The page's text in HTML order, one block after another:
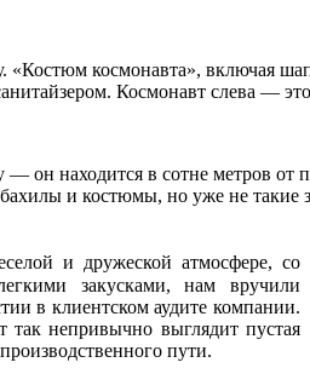
«Костюм космонавта», включая
Космонавт слева —
он находится в сотне метров от
и костюмы, но уже не такие
и дружеской атмосфере, со
закусками, нам вручили
в клиентском аудите компании.
непривычно выглядит пустая
пути.